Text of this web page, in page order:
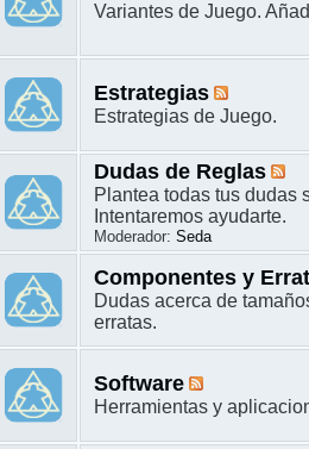
Variantes de Juego.
Estrategias
Estrategias de Juego.
Dudas de Reglas
Plantea todas tus dudas
Intentaremos ayudarte.
Moderador:Seda
Componentes y
Dudas acerca de
erratas.
Software
Herramientas y